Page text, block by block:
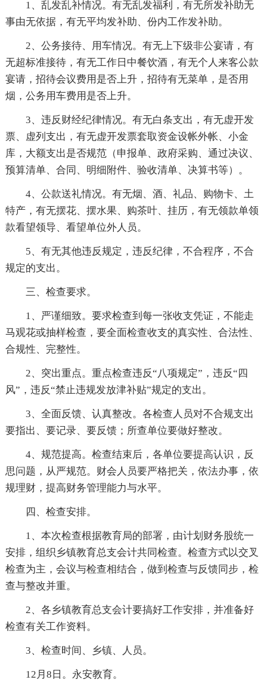
1、乱发乱补情况。有无乱发福利，有无所发补助无
事由无依据，有无平均发补助、份内工作发补助。
2、公务接待、用车情况。有无上下级非公宴请，有
无超标准接待，有无工作日中餐饮酒，有无个人来客公款
宴请，招待会议费用是否上升，招待有无菜单，是否用
烟，公务用车费用是否上升。
3、违反财经纪律情况。有无白条支出，有无虚开发
票、虚列支出，有无虚开发票套取资金设帐外帐、小金
库，大额支出是否规范（申报单、政府采购、通过决议、
预算清单、合同、明细附件、验收清单、决算书等）。
4、公款送礼情况。有无烟、酒、礼品、购物卡、土
特产，有无摆花、摆水果、购茶叶、挂历，有无领款单领
款看望领导、看望单位外人员。
5、有无其他违反规定，违反纪律，不合程序，不合
规定的支出。
三、检查要求。
1、严谨细致。要求检查到每一张收支凭证，不能走
马观花或抽样检查，要全面检查收支的真实性、合法性、
合规性、完整性。
2、突出重点。重点检查违反“八项规定”，违反“四
风”，违反“禁止违规发放津补贴”规定的支出。
3、全面反馈、认真整改。各检查人员对不合规支出
要指出、要记录、要反馈；所查单位要做好整改。
4、规范提高。检查结束后，各单位要提高认识，反
思问题，从严规范。财会人员要严格把关，依法办事，依
规理财，提高财务管理能力与水平。
四、检查安排。
1、本次检查根据教育局的部署，由计划财务股统一
安排，组织乡镇教育总支会计共同检查。检查方式以交叉
检查为主，会议与检查相结合，做到检查与反馈同步，检
查与整改并重。
2、各乡镇教育总支会计要搞好工作安排，并准备好
检查有关工作资料。
3、检查时间、乡镇、人员。
12月8日。永安教育。